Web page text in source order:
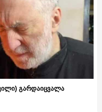
გარდაიცვალა